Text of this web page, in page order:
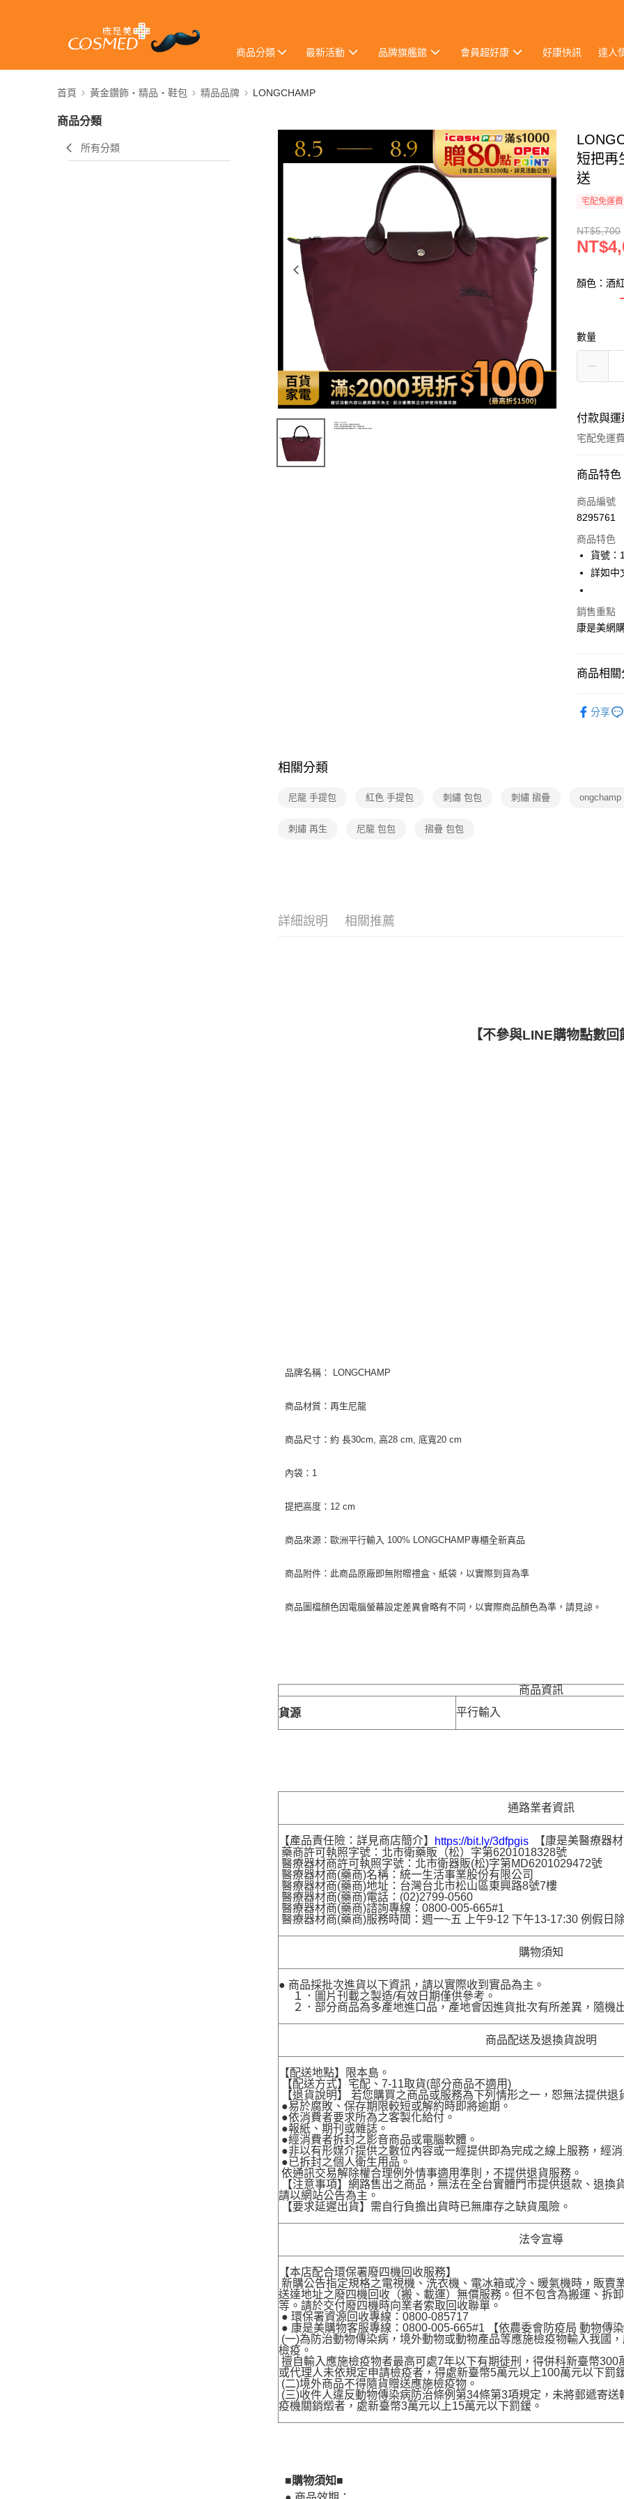
商品分類 最新活動 品牌旗艦館 會員超好康 好康快訊 達人
首頁 黃金鑽飾・精品・鞋包 精品品牌 LONGCHAMP
商品分類
所有分類
短把再
送
宅配免運費
NT$5,700
顏色：酒
數量
付款與運
宅配免運費
付款方式
icash Pay
數位禮券
LINE Pay
街口支付
Google
商品特色
商品編號
8295761
商品特色
貨號：
詳如中
銷售重點
康是美網
商品相關
分享
相關分類
尼龍 手提包 紅色 手提包 刺繡 包包 刺繡 摺疊 ongchamp
刺繡 再生 尼龍 包包 摺疊 包包
詳細說明 相關推薦
【不參與LINE購物點數回
品牌名稱： LONGCHAMP
商品材質：再生尼龍
商品尺寸：約 長30cm, 高28 cm, 底寬20 cm
內袋：1
提把高度：12 cm
商品來源：歐洲平行輸入 100% LONGCHAMP專櫃全新真品
商品附件：此商品原廠即無附贈禮盒、紙袋，以實際到貨為準
商品圖檔顏色因電腦螢幕設定差異會略有不同，以實際商品顏色為準，請見諒。
商品資訊
貨源
平行輸入
通路業者資訊
【產品責任險：詳見商店簡介】 https://bit.ly/3dfpgis 【康是美醫療器
藥商許可執照字號：北市衛藥販（松）字第6201018328號
醫療器材商許可執照字號：北市衛器販(松)字第MD6201029472號
醫療器材商(藥商)名稱：統一生活事業股份有限公司
醫療器材商(藥商)地址：台灣台北市松山區東興路8號7樓
醫療器材商(藥商)電話：(02)2799-0560
醫療器材商(藥商)諮詢專線：0800-005-665#1
醫療器材商(藥商)服務時間：週一~五 上午9-12 下午13-17:30 例假日
購物須知
● 商品採批次進貨以下資訊，請以實際收到實品為主。
１．圖片刊載之製造/有效日期僅供參考。
２．部分商品為多產地進口品，產地會因進貨批次有所差異，隨機
商品配送及退換貨說明
【配送地點】限本島。
【配送方式】宅配、7-11取貨(部分商品不適用)
【退貨說明】 若您購買之商品或服務為下列情形之一，恕無法提供退
●易於腐敗、保存期限較短或解約時即將逾期。
●依消費者要求所為之客製化給付。
●報紙、期刊或雜誌。
●經消費者拆封之影音商品或電腦軟體。
●非以有形媒介提供之數位內容或一經提供即為完成之線上服務，經
●已拆封之個人衛生用品。
依通訊交易解除權合理例外情事適用準則，不提供退貨服務。
【注意事項】網路售出之商品，無法在全台實體門市提供退款、退換
請以網站公告為主。
【要求延遲出貨】需自行負擔出貨時已無庫存之缺貨風險。
法令宣導
【本店配合環保署廢四機回收服務】
新購公告指定規格之電視機、洗衣機、電冰箱或冷、暖氣機時，販賣
送達地址之廢四機回收（搬、載運）無償服務。但不包含為搬運、拆
等。請於交付廢四機時向業者索取回收聯單。
● 環保署資源回收專線：0800-085717
● 康是美購物客服專線：0800-005-665#1 【依農委會防疫局 動物傳染
(一)為防治動物傳染病，境外動物或動物產品等應施檢疫物輸入我國
檢疫。
擅自輸入應施檢疫物者最高可處7年以下有期徒刑，得併科新臺幣300
或代理人未依規定申請檢疫者，得處新臺幣5萬元以上100萬元以下罰
(二)境外商品不得隨貨贈送應施檢疫物。
(三)收件人違反動物傳染病防治條例第34條第3項規定，未將郵遞寄
疫機關銷燬者，處新臺幣3萬元以上15萬元以下罰鍰。
■購物須知■